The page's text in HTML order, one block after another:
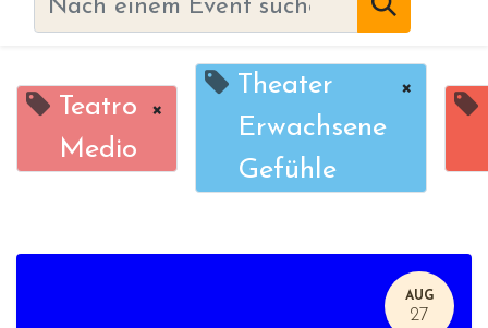
Teatro
Medio
×
Theater
Erwachsene
Gefühle
×
AUG
27